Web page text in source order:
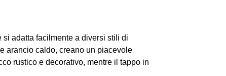
si adatta facilmente a diversi stili di
arancio caldo, creano un piacevole
rustico e decorativo, mentre il tappo in